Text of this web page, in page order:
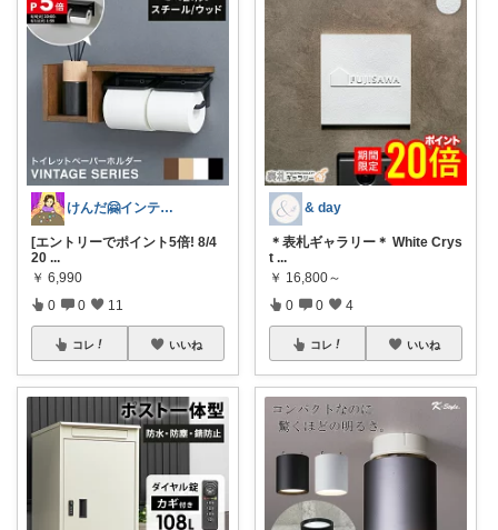
けんだ🤗インテリア多め
[エントリーでポイント5倍! 8/4
20 ...
￥ 6,990
0 0 11
コレ いいね
& day
＊表札ギャラリー＊ White Crys
t ...
￥ 16,800～
0 0 4
コレ いいね